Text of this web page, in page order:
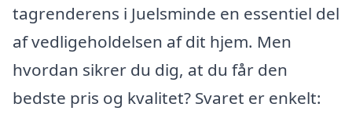
tagrenderens i Juelsminde en essentiel del
af vedligeholdelsen af dit hjem. Men
hvordan sikrer du dig, at du får den
bedste pris og kvalitet? Svaret er enkelt: